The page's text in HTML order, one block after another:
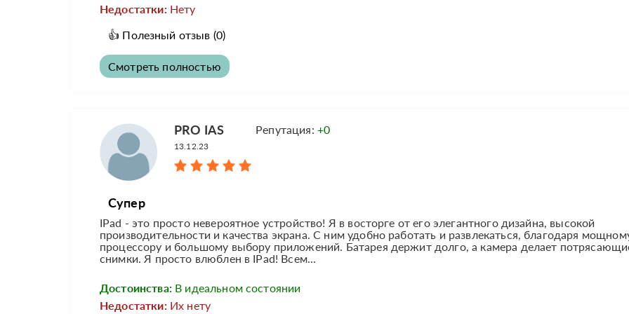
Недостатки: Нету
👍 Полезный отзыв (0)
Смотреть полностью
PRO IAS Репутация: +0
13.12.23
Супер
IPad - это просто невероятное устройство! Я в восторге от его элегантного дизайна, высокой
производительности и качества экрана. С ним удобно работать и развлекаться, благодаря
процессору и большому выбору приложений. Батарея держит долго, а камера делает
снимки. Я просто влюблен в IPad! Всем...
Достоинства: В идеальном состоянии
Недостатки: Их нету